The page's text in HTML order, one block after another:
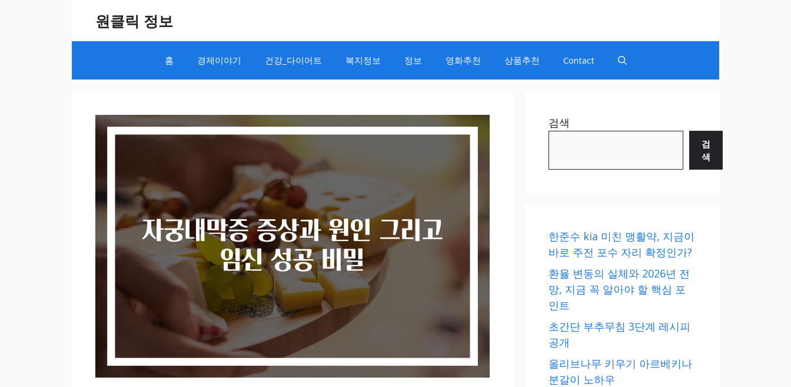
원클릭 정보
홈 경제이야기 건강_다이어트 복지정보 정보 영화추천 상품추천 Contact
검색
검
색
한준수 kia 미친 맹활약, 지금이
바로 주전 포수 자리 확정인가?
환율 변동의 실체와 2026년 전
망, 지금 꼭 알아야 할 핵심 포
인트
초간단 부추무침 3단계 레시피
공개
올리브나무 키우기 아르베키나
분갈이 노하우